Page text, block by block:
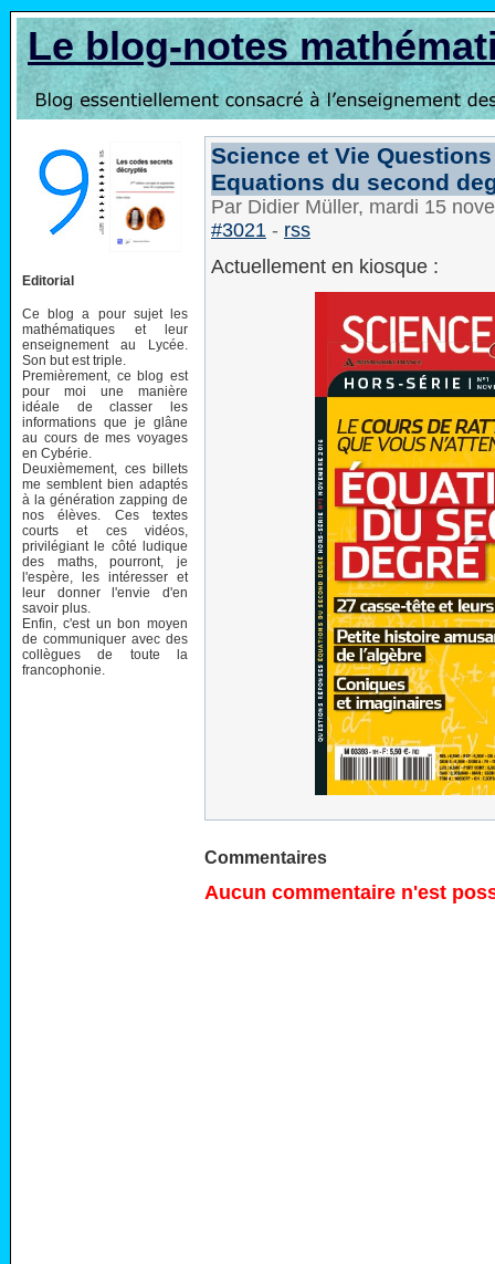
Le blog-notes
Editorial
Ce blog a pour sujet les
mathématiques et leur
enseignement au Lycée.
Son but est triple.
Premièrement, ce blog est
pour moi une manière
idéale de classer les
informations que je glâne
au cours de mes voyages
en Cybérie.
Deuxièmement, ces billets
me semblent bien adaptés
à la génération zapping de
nos élèves. Ces textes
courts et ces vidéos,
privilégiant le côté ludique
des maths, pourront, je
l'espère, les intéresser et
leur donner l'envie d'en
savoir plus.
Enfin, c'est un bon moyen
de communiquer avec des
collègues de toute la
francophonie.
Science et Vie
Equations du second
Par Didier Müller, mardi 15
#3021 - rss
Actuellement en kiosque :
Commentaires
Aucun commentaire n'est